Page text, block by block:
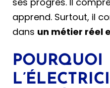
apprend. Surtout, il
dans un métier réel
POURQUOI